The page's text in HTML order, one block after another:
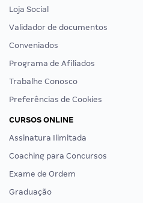
Loja Social
Validador de documentos
Conveniados
Programa de Afiliados
Trabalhe Conosco
Preferências de Cookies
CURSOS ONLINE
Assinatura Ilimitada
Coaching para Concursos
Exame de Ordem
Graduação